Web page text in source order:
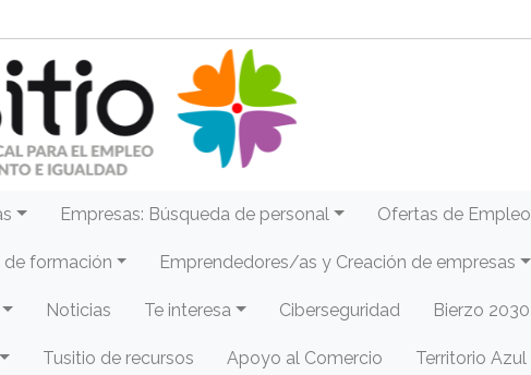
Empresas: Búsqueda de personal Ofertas de Empleo
de formación Emprendedores/as y Creación de empresas
Noticias Te interesa Ciberseguridad Bierzo 2030
Tusitio de recursos Apoyo al Comercio Territorio Azul